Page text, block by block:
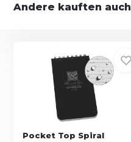
Andere kauften auch
Pocket Top Spiral